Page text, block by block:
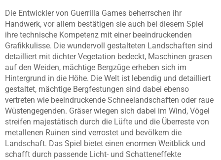
Die Entwickler von Guerrilla Games beherrschen ihr
Handwerk, vor allem bestätigen sie auch bei diesem Spiel
ihre technische Kompetenz mit einer beeindruckenden
Grafikkulisse. Die wundervoll gestalteten Landschaften sind
detailliert mit dichter Vegetation bedeckt, Maschinen grasen
auf den Weiden, mächtige Bergzüge erheben sich im
Hintergrund in die Höhe. Die Welt ist lebendig und detailliert
gestaltet, mächtige Bergfestungen sind dabei ebenso
vertreten wie beeindruckende Schneelandschaften oder raue
Wüstengegenden. Gräser wiegen sich dabei im Wind, Vögel
streifen majestätisch durch die Lüfte und die Überreste von
metallenen Ruinen sind verrostet und bevölkern die
Landschaft. Das Spiel bietet einen enormen Weitblick und
schafft durch passende Licht- und Schatteneffekte